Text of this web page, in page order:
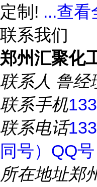
定制! ...查看
联系我们
郑州汇聚化
联系人 鲁经
联系手机
联系电话
同号）QQ
所在地址郑